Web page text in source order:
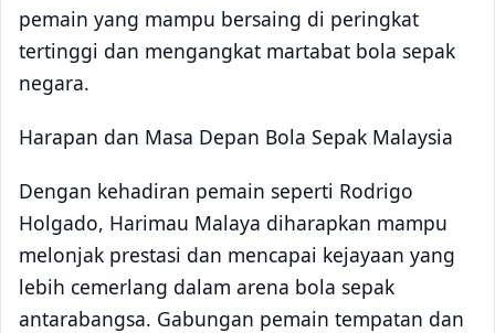
pemain yang mampu bersaing di peringkat
tertinggi dan mengangkat martabat bola sepak
negara.
Harapan dan Masa Depan Bola Sepak Malaysia
Dengan kehadiran pemain seperti Rodrigo
Holgado, Harimau Malaya diharapkan mampu
melonjak prestasi dan mencapai kejayaan yang
lebih cemerlang dalam arena bola sepak
antarabangsa. Gabungan pemain tempatan dan